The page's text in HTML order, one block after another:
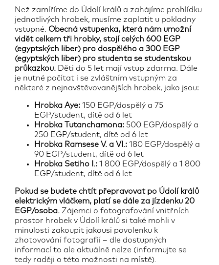
Než zamíříme do Údolí králů a zahájíme prohlídku
jednotlivých hrobek, musíme zaplatit u pokladny
vstupné. Obecná vstupenka, která nám umožní
vidět celkem tři hrobky, stojí celých 600 EGP
(egyptských liber) pro dospělého a 300 EGP
(egyptských liber) pro studenta se studentskou
průkazkou. Děti do 5 let mají vstup zdarma. Dále
je nutné počítat i se zvláštním vstupným za
některé z nejnavštěvovanějších hrobek, jako jsou:
Hrobka Aye: 150 EGP/dospělý a 75
EGP/student, dítě od 6 let
Hrobka Tutanchamona: 500 EGP/dospělý a
250 EGP/student, dítě od 6 let
Hrobka Ramsese V. a VI.: 180 EGP/dospělý a
90 EGP/student, dítě od 6 let
Hrobka Setiho I.: 1 800 EGP/dospělý a 1 800
EGP/student, dítě od 6 let
Pokud se budete chtít přepravovat po Údolí králů
elektrickým vláčkem, platí se dále za jízdenku 20
EGP/osoba. Zájemci o fotografování vnitřních
prostor hrobek v Údolí králů si také mohli v
minulosti zakoupit jakousi povolenku k
zhotovování fotografií – dle dostupných
informací to ale aktuálně nelze (informujte se
tedy raději o této možnosti na místě).